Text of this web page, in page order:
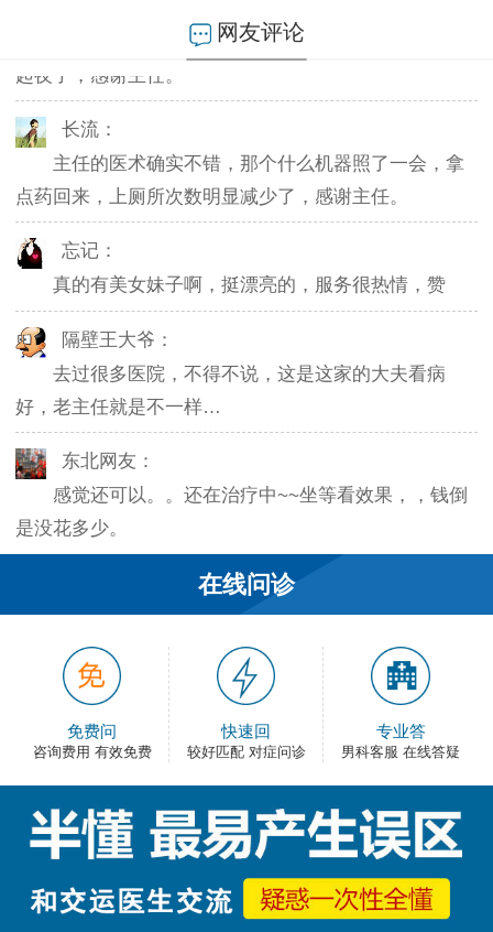
网友评论
陪老公一块去的，环境不错，第二天老公就不怎么
长流：
主任的医术确实不错，那个什么机器照了一会，拿
点药回来，上厕所次数明显减少了，感谢主任。
忘记：
真的有美女妹子啊，挺漂亮的，服务很热情，赞
隔壁王大爷：
去过很多医院，不得不说，这是这家的大夫看病
好，老主任就是不一样…
东北网友：
感觉还可以。。还在治疗中~~坐等看效果，，钱倒
是没花多少。
和平网友：
护士都很不错，服务好热情，看病很舒心。
卡佛：
手术费用还能接受，早上去的，下午就正常上班
了，出血不多，还不错。
大叔：
在线问诊
免费问
咨询费用 有效免费
快速回
较好匹配 对症问诊
专业答
男科客服 在线答疑